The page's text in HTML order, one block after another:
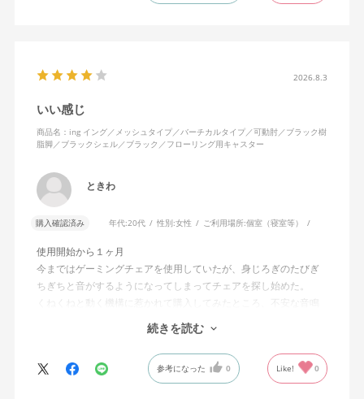
えます。揺れを止める機能もちゃんとあります。
2026.8.3
いい感じ
商品名：ing イング／メッシュタイプ／バーチカルタイプ／可動肘／ブラック樹
脂脚／ブラックシェル／ブラック／フローリング用キャスター
ときわ
購入確認済み 年代:20代 性別:女性 ご利用場所:個室（寝室等）
使用開始から１ヶ月
今まではゲーミングチェアを使用していたが、身じろぎのたびぎ
ちぎちと音がするようになってしまってチェアを探し始めた。
くねくねと動く機構に惹かれて購入してみたところ、不安な音鳴
りは無くなった！但し座る時と立つ時はカッチョンと音がする。
これは座っていない時に椅子が倒れないように立ち上がると水平
に保つ機構があるようだ。
絵を描くのと、ゲームをするためのデスクで使用しているためお
尻についてくるフレキシブルな座面が嬉しい。
続きを読む
参考になった 0 Like! 0